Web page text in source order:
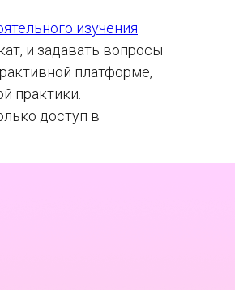
изучения
и задавать вопросы
платформе,
практики.
доступ в